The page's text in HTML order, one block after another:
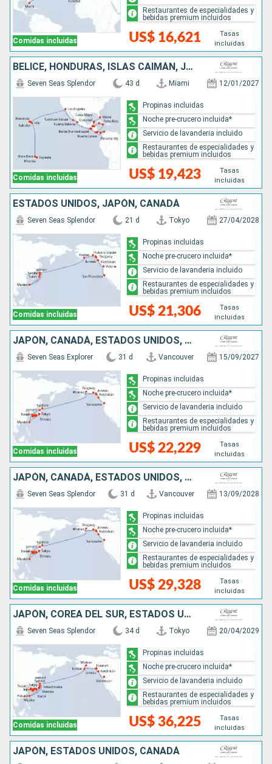
Comidas incluidas US$ 16,621
Tasas
incluidas
Restaurantes de especialidades y
bebidas premium incluidos
BELICE, HONDURAS, ISLAS CAIMÁN, JAMAICA, COLOMBIA, PANAMÁ, COSTA RICA, SALVADOR, GUATEMALA, MÉXICO, ESTADOS UNIDOS, FRANCIA
Comidas incluidas
Seven Seas Splendor 43 d Miami 12/01/2027
US$ 19,423
Tasas
incluidas
Propinas incluidas
Noche pre-crucero incluida*
Servicio de lavanderia incluido
Restaurantes de especialidades y
bebidas premium incluidos
ESTADOS UNIDOS, JAPÓN, CANADÁ
Comidas incluidas
Seven Seas Splendor 21 d Tokyo 27/04/2028
US$ 21,306
Tasas
incluidas
Propinas incluidas
Noche pre-crucero incluida*
Servicio de lavanderia incluido
Restaurantes de especialidades y
bebidas premium incluidos
JAPÓN, CANADÁ, ESTADOS UNIDOS, COREA DEL SUR
Comidas incluidas
Seven Seas Explorer 31 d Vancouver 15/09/2027
US$ 22,229
Tasas
incluidas
Propinas incluidas
Noche pre-crucero incluida*
Servicio de lavanderia incluido
Restaurantes de especialidades y
bebidas premium incluidos
JAPÓN, CANADÁ, ESTADOS UNIDOS, COREA DEL SUR
Comidas incluidas
Seven Seas Splendor 31 d Vancouver 13/09/2028
US$ 29,328
Tasas
incluidas
Propinas incluidas
Noche pre-crucero incluida*
Servicio de lavanderia incluido
Restaurantes de especialidades y
bebidas premium incluidos
JAPÓN, COREA DEL SUR, ESTADOS UNIDOS, CANADÁ
Comidas incluidas
Seven Seas Splendor 34 d Tokyo 20/04/2029
US$ 36,225
Tasas
incluidas
Propinas incluidas
Noche pre-crucero incluida*
Servicio de lavanderia incluido
Restaurantes de especialidades y
bebidas premium incluidos
JAPÓN, ESTADOS UNIDOS, CANADÁ